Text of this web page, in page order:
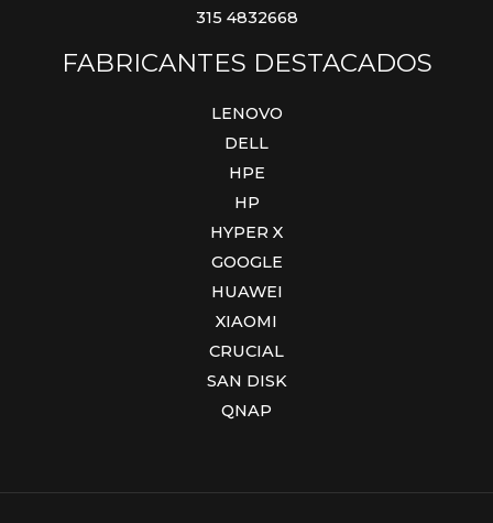
315 4832668
FABRICANTES DESTACADOS
LENOVO
DELL
HPE
HP
HYPER X
GOOGLE
HUAWEI
XIAOMI
CRUCIAL
SAN DISK
QNAP